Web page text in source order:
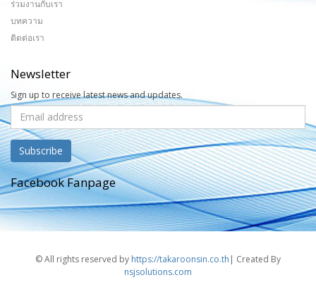
ร่วมงานกับเรา
บทความ
ติดต่อเรา
Newsletter
Sign up to receive latest news and updates.
Facebook Fanpage
© All rights reserved by https://takaroonsin.co.th | Created By
nsjsolutions.com